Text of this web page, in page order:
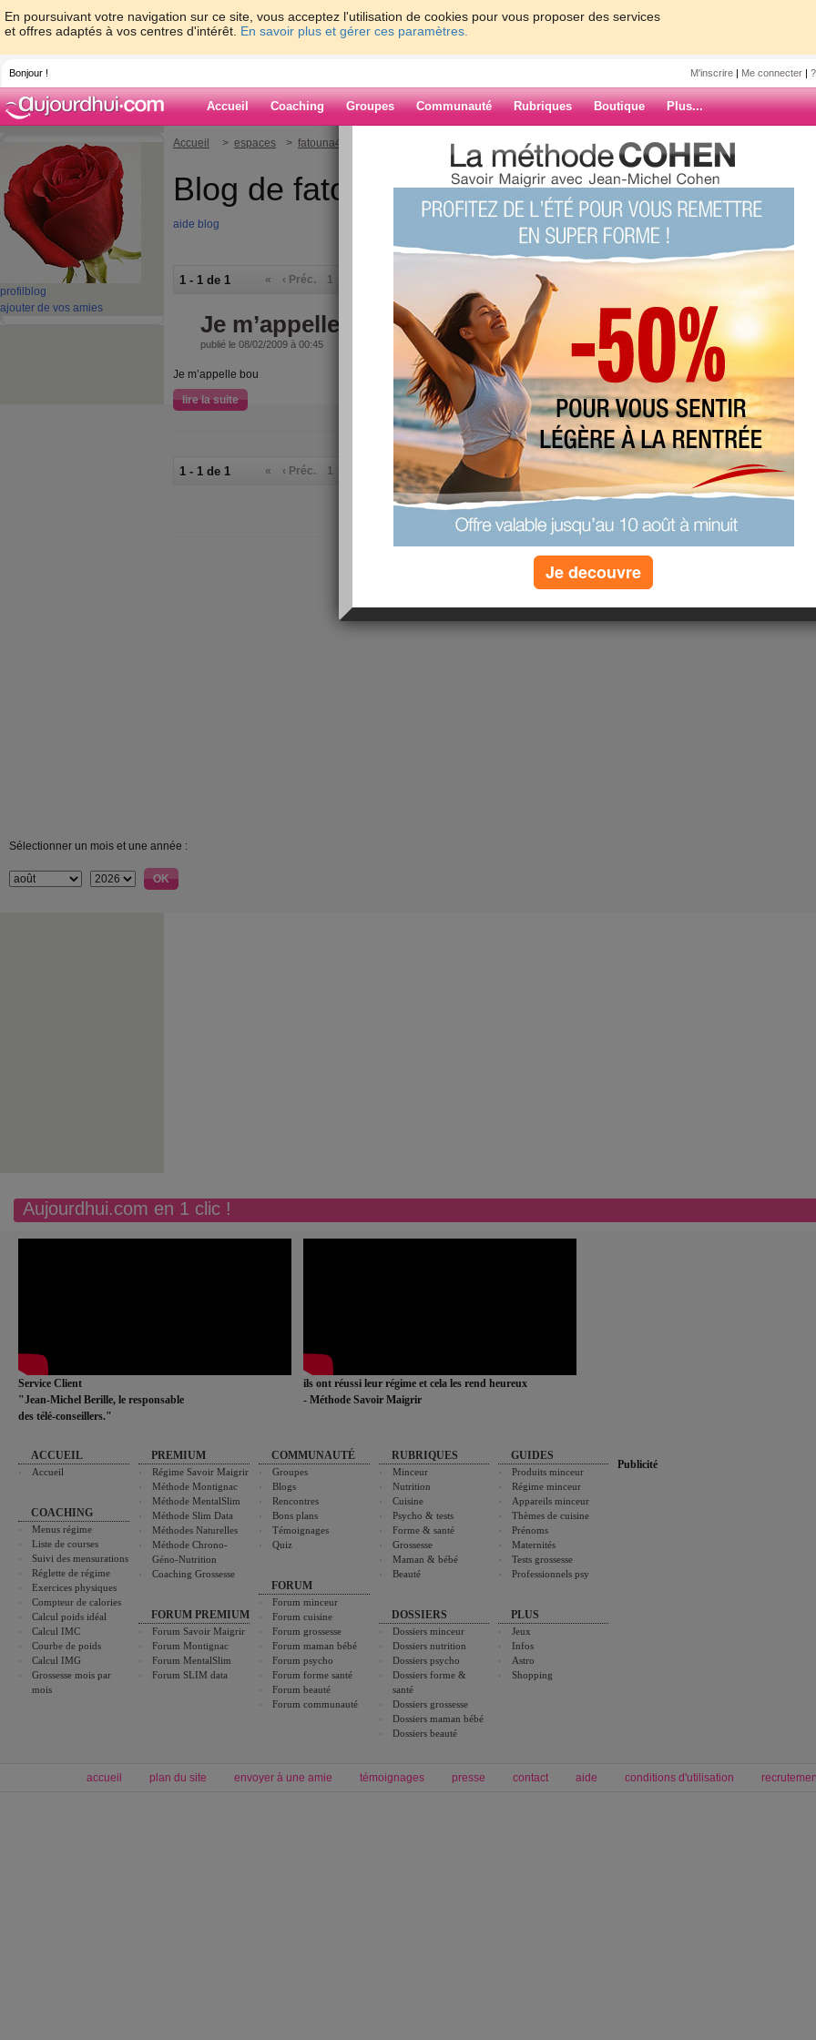
En poursuivant votre navigation sur ce site, vous acceptez l'utilisation de cookies pour vous proposer des services
et offres adaptés à vos centres d'intérêt. En savoir plus et gérer ces paramètres.
Bonjour ! M'inscrire | Me connecter |
Accueil Coaching Groupes Communauté Rubriques Boutique Plus...
profil blog
ajouter de vos amies
Accueil > espaces > fatouna4
Blog de fatouna4
aide blog
1 - 1 de 1 « ‹ Préc. 1
Je m’appelle bou
publié le 08/02/2009 à 00:45
Je m’appelle bou
lire la suite
(4) commentaires
1 - 1 de 1 « ‹ Préc. 1 »
ARCHIVES
Sélectionner un mois et une année :
Aujourdhui.com en 1 clic !
Service Client
"Jean-Michel Berille, le responsable
des télé-conseillers."
ils ont réussi leur régime et cela les rend heureux
- Méthode Savoir Maigrir
ACCUEIL
Accueil
COACHING
Menus régime
Liste de courses
Suivi des mensurations
Réglette de régime
Exercices physiques
Compteur de calories
Calcul poids idéal
Calcul IMC
Courbe de poids
Calcul IMG
Grossesse mois par
mois
PREMIUM
Régime Savoir Maigrir
Méthode Montignac
Méthode MentalSlim
Méthode Slim Data
Méthodes Naturelles
Méthode Chrono-
Géno-Nutrition
Coaching Grossesse
FORUM PREMIUM
Forum Savoir Maigrir
Forum Montignac
Forum MentalSlim
Forum SLIM data
COMMUNAUTÉ
Groupes
Blogs
Rencontres
Bons plans
Témoignages
Quiz
FORUM
Forum minceur
Forum cuisine
Forum grossesse
Forum maman bébé
Forum psycho
Forum forme santé
Forum beauté
Forum communauté
RUBRIQUES
Minceur
Nutrition
Cuisine
Psycho & tests
Forme & santé
Grossesse
Maman & bébé
Beauté
DOSSIERS
Dossiers minceur
Dossiers nutrition
Dossiers psycho
Dossiers forme &
santé
Dossiers grossesse
Dossiers maman bébé
Dossiers beauté
GUIDES
Produits minceur
Régime minceur
Appareils minceur
Thèmes de cuisine
Prénoms
Maternités
Tests grossesse
Professionnels psy
PLUS
Jeux
Infos
Astro
Shopping
Publicité
accueil plan du site envoyer à une amie témoignages presse contact aide conditions d'utilisation
Je decouvre